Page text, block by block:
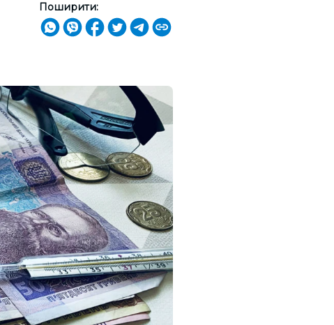
Поширити: